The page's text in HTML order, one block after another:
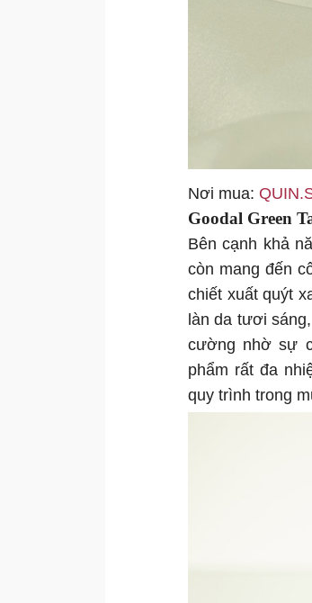
Nơi mua:
Goodal Green
Bên cạnh khả
còn mang đến
chiết xuất quýt
làn da tươi
cường nhờ sự
phẩm rất đa
quy trình trong